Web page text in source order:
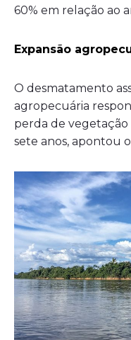
60% em relação ao
Expansão
O desmatamento
agropecuária
perda de vegetação
sete anos, apontou